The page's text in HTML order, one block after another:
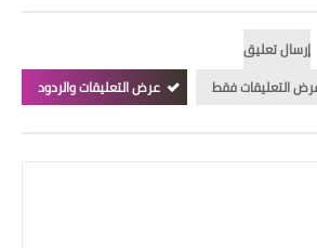
إرسال تعليق
التعليقات فقط
عرض التعليقات والردود